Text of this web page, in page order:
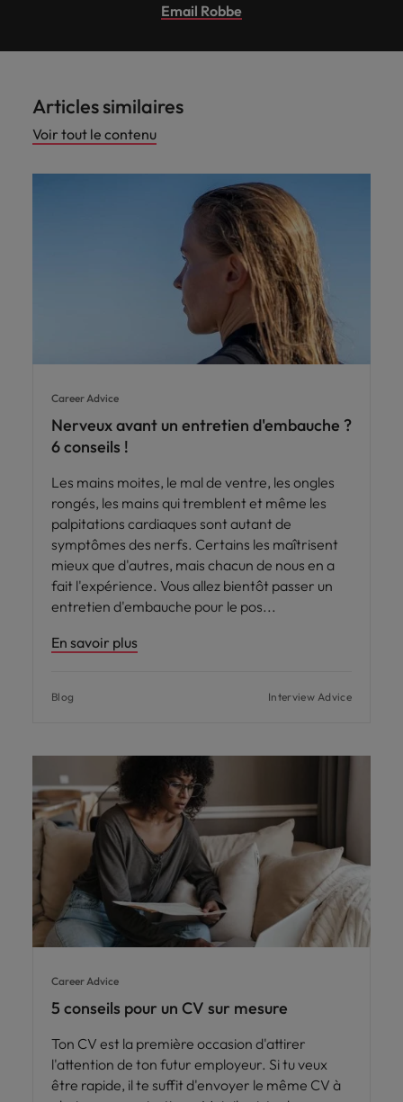
Email Robbe
Articles similaires
Voir tout le contenu
Career Advice
Nerveux avant un entretien d'embauche ?
6 conseils !
Les mains moites, le mal de ventre, les ongles
rongés, les mains qui tremblent et même les
palpitations cardiaques sont autant de
symptômes des nerfs. Certains les maîtrisent
mieux que d'autres, mais chacun de nous en a
fait l'expérience. Vous allez bientôt passer un
entretien d'embauche pour le pos
En savoir plus
Blog Interview Advice
Career Advice
5 conseils pour un CV sur mesure
Ton CV est la première occasion d'attirer
l'attention de ton futur employeur. Si tu veux
être rapide, il te suffit d'envoyer le même CV à